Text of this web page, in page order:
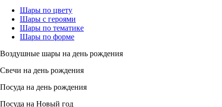
Шары по цвету
Шары с героями
Шары по тематике
Шары по форме
Воздушные шары на день рождения
Свечи на день рождения
Посуда на день рождения
Посуда на Новый год